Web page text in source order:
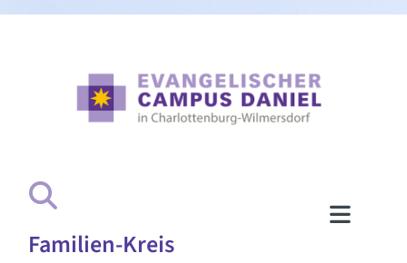
Familien-Kreis